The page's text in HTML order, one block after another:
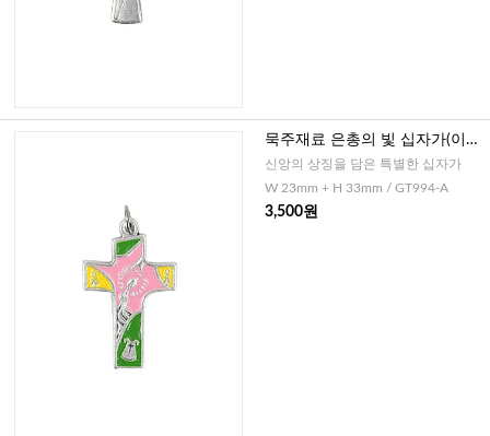
묵주재료 은총의 빛 십자가(이태
리)-핑크
신앙의 상징을 담은 특별한 십자가
W 23mm + H 33mm / GT994-A
3,500원